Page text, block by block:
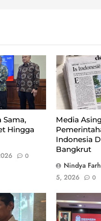
sama untuk
solusi
di
(Risma
Sama,
Hingga
0
Ilustrasi
Volkskrant,
Istimewa
Media
Indonesia
Bangkrut
Nindya
5, 2026
0
Iqbal
agenda
ISF 2026